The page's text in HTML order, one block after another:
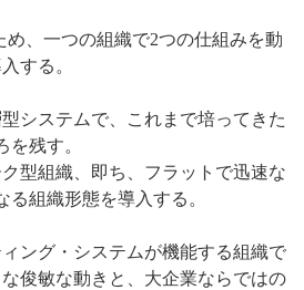
め、一つの組織で2つの仕組みを動
する。
システムで、これまで培ってきた
を残す。
型組織、即ち、フラットで迅速な
る組織形態を導入する。
ング・システムが機能する組織で
俊敏な動きと、大企業ならではの